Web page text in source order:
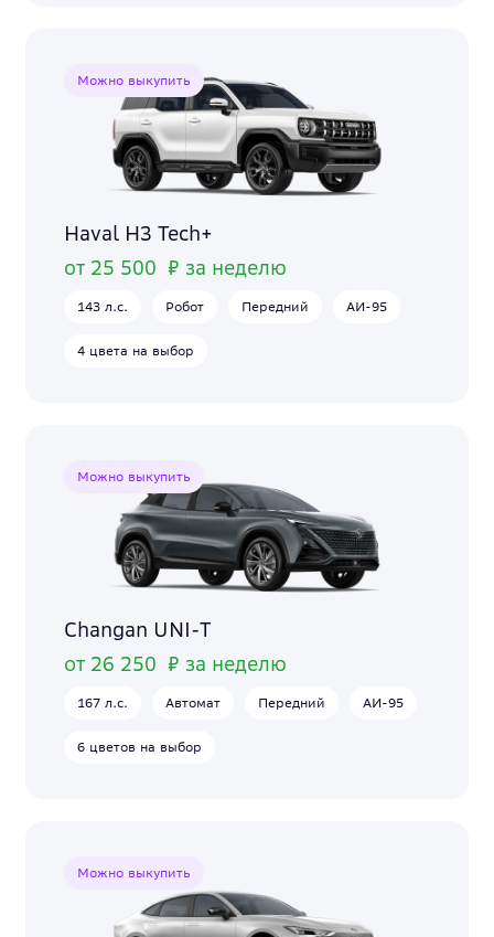
Можно выкупить
Haval H3 Tech+
от 25 500 ₽ за неделю
143 л.с. Робот Передний АИ-95
4 цвета на выбор
Можно выкупить
Changan UNI-T
от 26 250 ₽ за неделю
167 л.с. Автомат Передний АИ-95
6 цветов на выбор
Можно выкупить